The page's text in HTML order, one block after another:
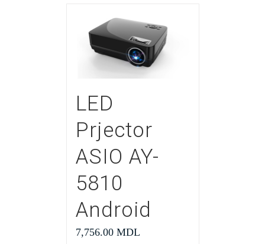
LED
Prjector
ASIO AY-
5810
Android
7,756.00 MDL